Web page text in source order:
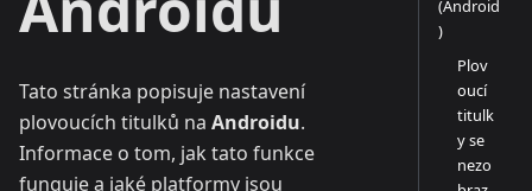
Tato stránka popisuje nastavení
plovoucích titulků na Androidu.
Informace o tom, jak tato funkce
funguje a jaké platformy jsou
(Android
)
Plov
oucí
titulk
y se
nezo